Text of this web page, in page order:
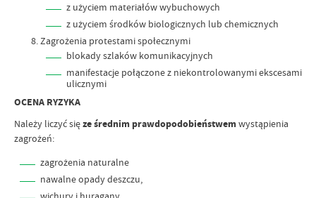
z użyciem materiałów wybuchowych
z użyciem środków biologicznych lub chemicznych
Zagrożenia protestami społecznymi
blokady szlaków komunikacyjnych
manifestacje połączone z niekontrolowanymi ekscesami
ulicznymi
OCENA RYZYKA
Należy liczyć sięze średnim prawdopodobieństwemwystąpienia
zagrożeń:
zagrożenia naturalne
nawalne opady deszczu,